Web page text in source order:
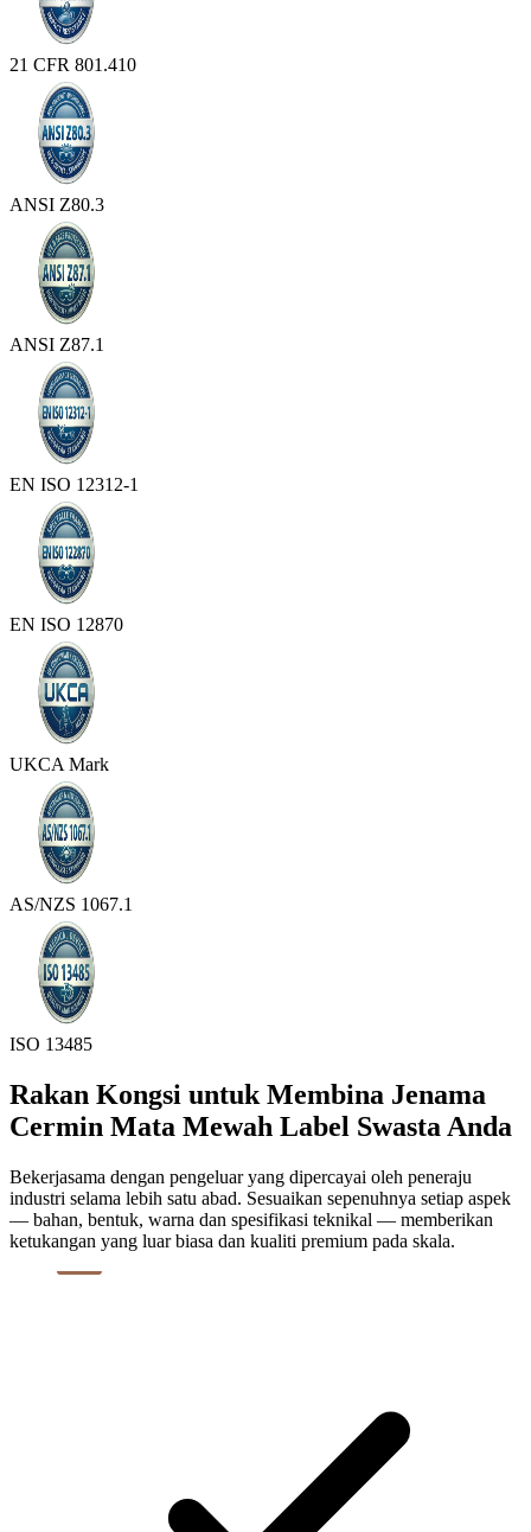
21 CFR 801.410
ANSI Z80.3
ANSI Z87.1
EN ISO 12312-1
EN ISO 12870
UKCA Mark
AS/NZS 1067.1
ISO 13485
Rakan Kongsi untuk Membina Jenama
Cermin Mata Mewah Label Swasta Anda
Bekerjasama dengan pengeluar yang dipercayai oleh peneraju
industri selama lebih satu abad. Sesuaikan sepenuhnya setiap aspek
— bahan, bentuk, warna dan spesifikasi teknikal — memberikan
ketukangan yang luar biasa dan kualiti premium pada skala.